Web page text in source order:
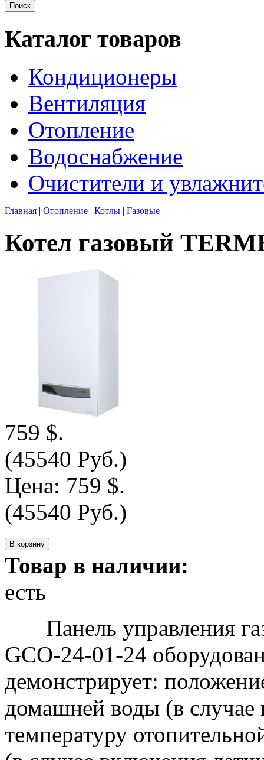
Каталог товаров
Кондиционеры
Вентиляция
Отопление
Водоснабжение
Очистители и
Главная | Отопление | Котлы | Газовые
Котел газовый
759 $.
(45540 Руб.)
Цена: 759 $.
(45540 Руб.)
Товар в наличии:
есть
Панель управления
GCO-24-01-24
демонстрирует:
домашней воды (в случае
температуру